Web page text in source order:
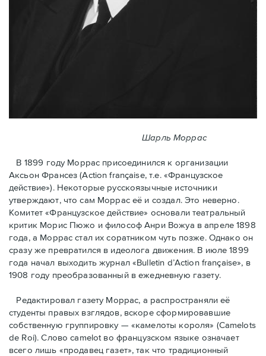
Шарль Моррас
В 1899 году Моррас присоединился к организации
Аксьон Франсез (Action française, т.е. «Французское
действие»). Некоторые русскоязычные источники
утверждают, что сам Моррас её и создал. Это неверно.
Комитет «Французское действие» основали театральный
критик Морис Пюжо и философ Анри Вожуа в апреле 1898
года, а Моррас стал их соратником чуть позже. Однако он
сразу же превратился в идеолога движения. В июле 1899
года начал выходить журнал «Bulletin d’Action française», в
1908 году преобразованный в ежедневную газету.
Редактировал газету Моррас, а распространяли её
студенты правых взглядов, вскоре сформировавшие
собственную группировку — «камелоты короля» (Camelots
de Roi). Слово camelot во французском языке означает
всего лишь «продавец газет», так что традиционный